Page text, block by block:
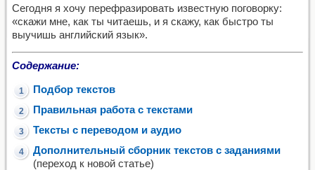
Сегодня я хочу перефразировать известную поговорку:
«скажи мне, как ты читаешь, и я скажу, как быстро ты
выучишь английский язык».
Содержание:
Подбор текстов
Правильная работа с текстами
Тексты с переводом и аудио
Дополнительный сборник текстов с заданиями
(переход к новой статье)